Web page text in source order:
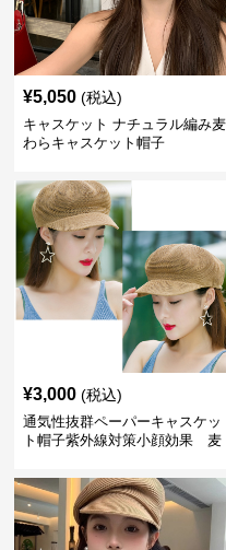
¥5,050 (税込)
キャスケット ナチュラル編み麦
わらキャスケット帽子
¥3,000 (税込)
通気性抜群ペーパーキャスケッ
ト帽子紫外線対策小顔効果 麦